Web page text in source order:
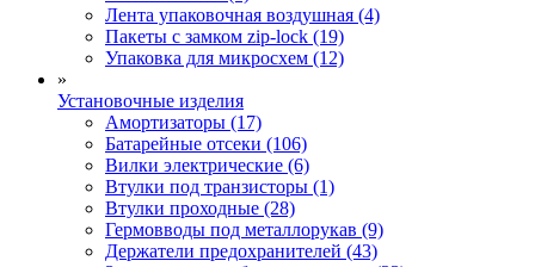
Лента упаковочная воздушная (4)
Пакеты с замком zip-lock (19)
Упаковка для микросхем (12)
»
Установочные изделия
Амортизаторы (17)
Батарейные отсеки (106)
Вилки электрические (6)
Втулки под транзисторы (1)
Втулки проходные (28)
Гермовводы под металлорукав (9)
Держатели предохранителей (43)